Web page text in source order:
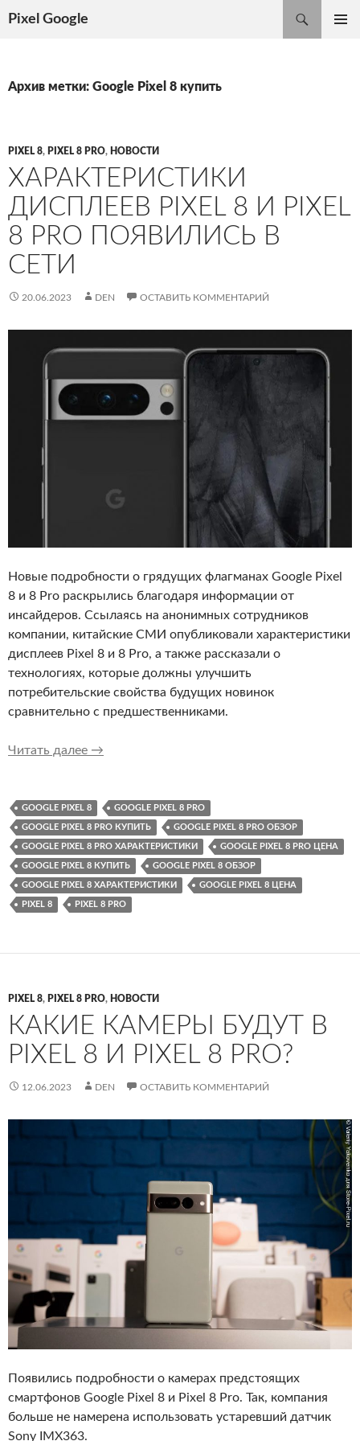
Pixel Google
Архив метки: Google Pixel 8 купить
PIXEL 8, PIXEL 8 PRO, НОВОСТИ
ХАРАКТЕРИСТИКИ
ДИСПЛЕЕВ PIXEL 8 И PIXEL
8 PRO ПОЯВИЛИСЬ В
СЕТИ
20.06.2023 DEN ОСТАВИТЬ КОММЕНТАРИЙ
Новые подробности о грядущих флагманах Google Pixel
8 и 8 Pro раскрылись благодаря информации от
инсайдеров. Ссылаясь на анонимных сотрудников
компании, китайские СМИ опубликовали характеристики
дисплеев Pixel 8 и 8 Pro, а также рассказали о
технологиях, которые должны улучшить
потребительские свойства будущих новинок
сравнительно с предшественниками.
Читать далее Характеристики дисплеев Pixel 8 и Pixel 8
→
GOOGLE PIXEL 8 GOOGLE PIXEL 8 PRO
GOOGLE PIXEL 8 PRO КУПИТЬ GOOGLE PIXEL 8 PRO ОБЗОР
GOOGLE PIXEL 8 PRO ХАРАКТЕРИСТИКИ GOOGLE PIXEL 8 PRO ЦЕНА
GOOGLE PIXEL 8 КУПИТЬ GOOGLE PIXEL 8 ОБЗОР
GOOGLE PIXEL 8 ХАРАКТЕРИСТИКИ GOOGLE PIXEL 8 ЦЕНА
PIXEL 8 PIXEL 8 PRO
PIXEL 8, PIXEL 8 PRO, НОВОСТИ
КАКИЕ КАМЕРЫ БУДУТ В
PIXEL 8 И PIXEL 8 PRO?
12.06.2023 DEN ОСТАВИТЬ КОММЕНТАРИЙ
Появились подробности о камерах предстоящих
смартфонов Google Pixel 8 и Pixel 8 Pro. Так, компания
больше не намерена использовать устаревший датчик
Sony IMX363.